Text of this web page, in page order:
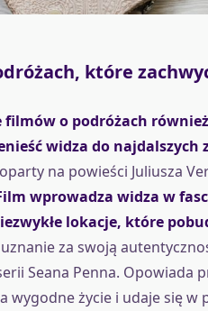
które
filmów o podróżach
widza do najdalszych
na powieści Juliusza
wprowadza widza w
lokacje, które
za swoją
Seana Penna.
wygodne życie i udaje się w